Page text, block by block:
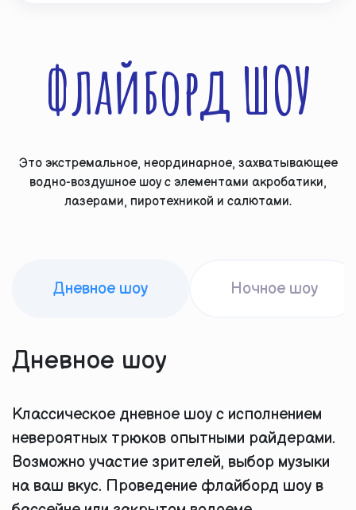
Флайборд ШОУ
Это экстремальное, неординарное, захватывающее
водно-воздушное шоу с элементами акробатики,
лазерами, пиротехникой и салютами.
Дневное шоу Ночное шоу
Дневное шоу
Классическое дневное шоу с исполнением
невероятных трюков опытными райдерами.
Возможно участие зрителей, выбор музыки
на ваш вкус. Проведение флайборд шоу в